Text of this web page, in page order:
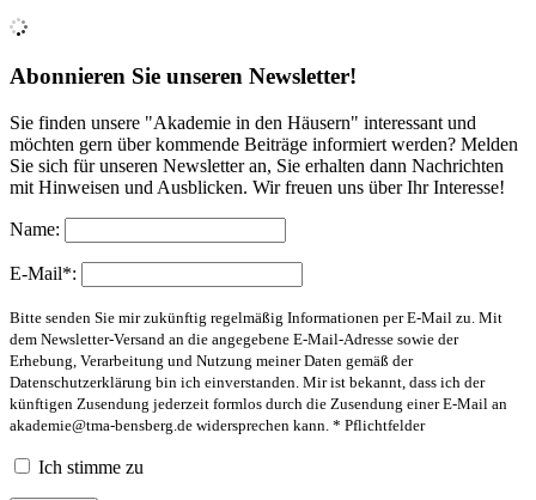
Abonnieren Sie unseren Newsletter!
Sie finden unsere "Akademie in den Häusern" interessant und
möchten gern über kommende Beiträge informiert werden? Melden
Sie sich für unseren Newsletter an, Sie erhalten dann Nachrichten
mit Hinweisen und Ausblicken. Wir freuen uns über Ihr Interesse!
Name:
E-Mail*:
Bitte senden Sie mir zukünftig regelmäßig Informationen per E-Mail zu. Mit
dem Newsletter-Versand an die angegebene E-Mail-Adresse sowie der
Erhebung, Verarbeitung und Nutzung meiner Daten gemäß der
Datenschutzerklärung bin ich einverstanden. Mir ist bekannt, dass ich der
künftigen Zusendung jederzeit formlos durch die Zusendung einer E-Mail an
akademie@tma-bensberg.de widersprechen kann. * Pflichtfelder
Ich stimme zu